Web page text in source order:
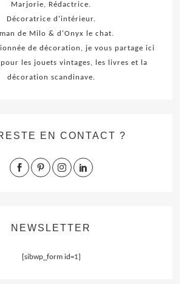
Marjorie, Rédactrice.
Décoratrice d'intérieur.
de Milo & d'Onyx le chat.
de décoration, je vous partage ici
les jouets vintages, les livres et la
décoration scandinave.
EN CONTACT ?
NEWSLETTER
[sibwp_form id=1]